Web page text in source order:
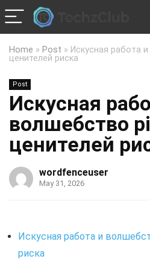
Home » Post » Искусная работа
ценителей риска
Post
Искусная
волшебство
ценителей
wordfenceuser
May 31, 2026
Искусная работа и
риска